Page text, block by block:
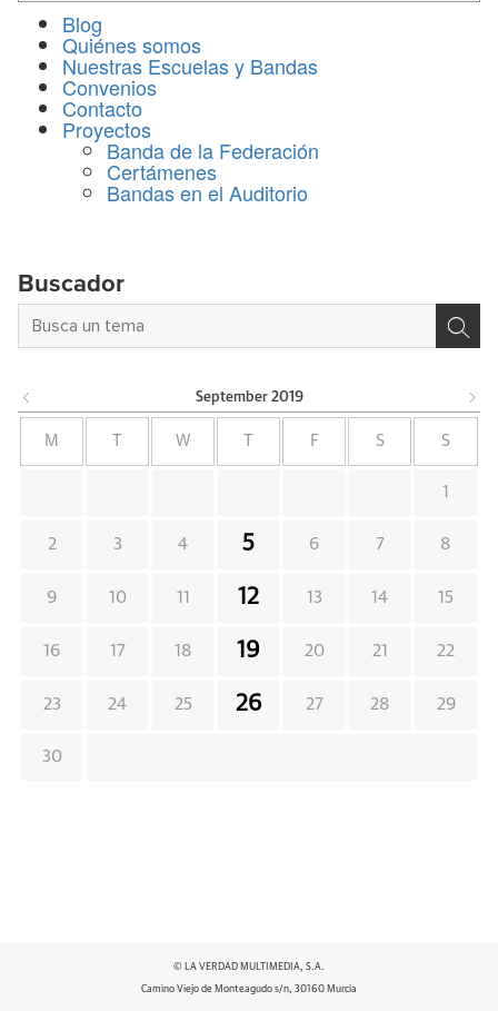
Blog
Quiénes somos
Nuestras Escuelas y Bandas
Convenios
Contacto
Proyectos
Banda de la Federación
Certámenes
Bandas en el Auditorio
Buscador
September 2019
M T W T F S S
1
2 3 4 5 6 7 8
9 10 11 12 13 14 15
16 17 18 19 20 21 22
23 24 25 26 27 28 29
30
© LA VERDAD MULTIMEDIA, S.A.
Camino Viejo de Monteagudo s/n, 30160 Murcia